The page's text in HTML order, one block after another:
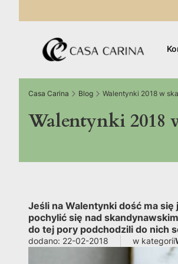
Casa Carina Blog Walentynki 2018 w
Walentynki 2018
Jeśli na Walentynki dość ma
pochylić się nad
do tej pory podchodzili do nich
dodano: 22-02-2018 w kategorii